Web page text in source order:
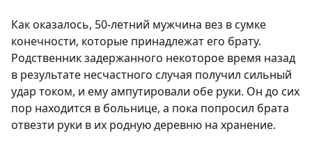
Как оказалось, 50-летний мужчина вез в сумке
конечности, которые принадлежат его брату.
Родственник задержанного некоторое время назад
в результате несчастного случая получил сильный
удар током, и ему ампутировали обе руки. Он до сих
пор находится в больнице, а пока попросил брата
отвезти руки в их родную деревню на хранение.